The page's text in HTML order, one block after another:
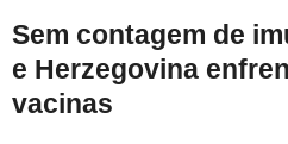
Sem contagem de
e Herzegovina
vacinas